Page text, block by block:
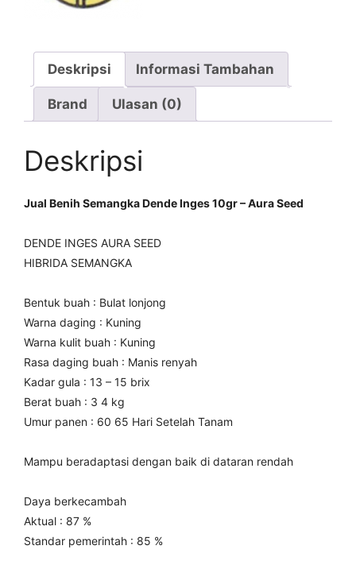
Deskripsi Informasi Tambahan
Brand Ulasan (0)
Deskripsi
Jual Benih Semangka Dende Inges 10gr – Aura Seed
DENDE INGES AURA SEED
HIBRIDA SEMANGKA
Bentuk buah : Bulat lonjong
Warna daging : Kuning
Warna kulit buah : Kuning
Rasa daging buah : Manis renyah
Kadar gula : 13 – 15 brix
Berat buah : 3 4 kg
Umur panen : 60 65 Hari Setelah Tanam
Mampu beradaptasi dengan baik di dataran rendah
Daya berkecambah
Aktual : 87 %
Standar pemerintah : 85 %